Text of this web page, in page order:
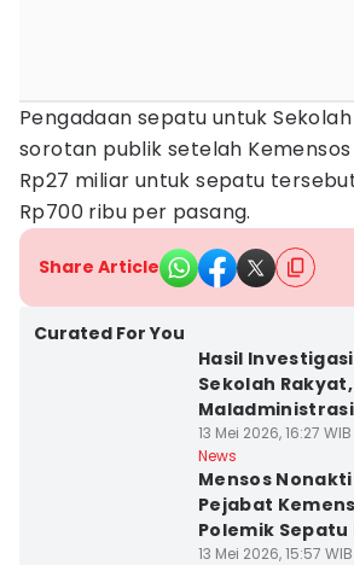
Pengadaan sepatu untuk
sorotan publik setelah
Rp27 miliar untuk sepatu
Rp700 ribu per pasang.
Share Article
Curated For You
Hasil
Sekolah
Maladministrasi
13 Mei 2026, 16:27 WIB
News
Mensos
Pejabat
Polemik Sepatu
13 Mei 2026, 15:57 WIB